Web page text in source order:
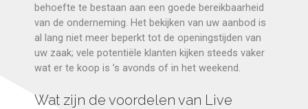
behoefte te bestaan aan een goede bereikbaarheid
van de onderneming. Het bekijken van uw aanbod is
al lang niet meer beperkt tot de openingstijden van
uw zaak; vele potentiële klanten kijken steeds vaker
wat er te koop is ’s avonds of in het weekend.
Wat zijn de voordelen van Live